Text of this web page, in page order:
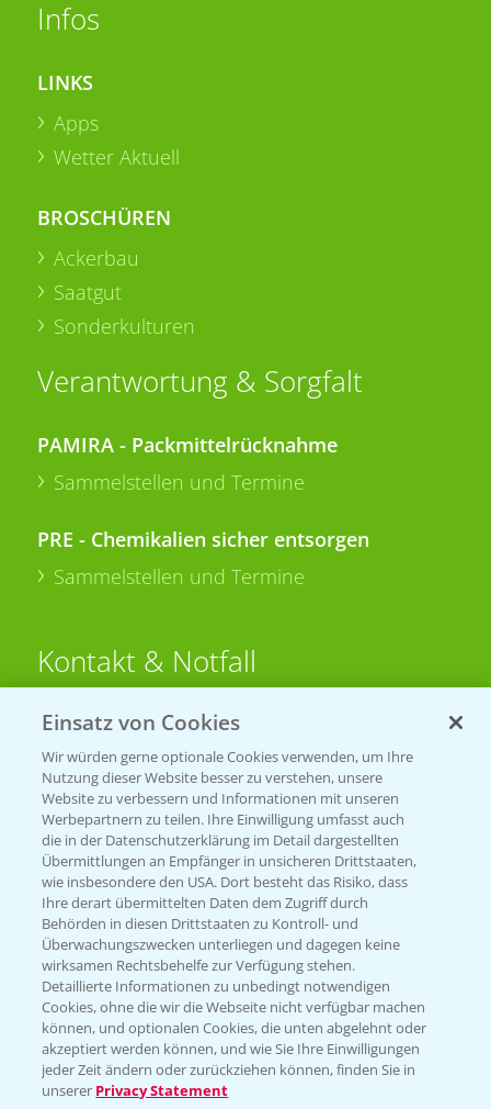
Infos
LINKS
Apps
Wetter Aktuell
BROSCHÜREN
Ackerbau
Saatgut
Sonderkulturen
Verantwortung & Sorgfalt
PAMIRA - Packmittelrücknahme
Sammelstellen und Termine
PRE - Chemikalien sicher entsorgen
Sammelstellen und Termine
Kontakt & Notfall
Beratung auf WhatsApp
T.+49 (0)174 346 564 1
KONTAKT
Hilfe in Notfällen
T.+49 (0)214/30-20220
Folgen Sie uns
Einsatz von Cookies
Wir würden gerne optionale Cookies verwenden, um Ihre
Nutzung dieser Website besser zu verstehen, unsere
Website zu verbessern und Informationen mit unseren
Werbepartnern zu teilen. Ihre Einwilligung umfasst auch
die in der Datenschutzerklärung im Detail dargestellten
Übermittlungen an Empfänger in unsicheren Drittstaaten,
wie insbesondere den USA. Dort besteht das Risiko, dass
Ihre derart übermittelten Daten dem Zugriff durch
Behörden in diesen Drittstaaten zu Kontroll- und
Überwachungszwecken unterliegen und dagegen keine
wirksamen Rechtsbehelfe zur Verfügung stehen.
Detaillierte Informationen zu unbedingt notwendigen
Cookies, ohne die wir die Webseite nicht verfügbar machen
können, und optionalen Cookies, die unten abgelehnt oder
akzeptiert werden können, und wie Sie Ihre Einwilligungen
jeder Zeit ändern oder zurückziehen können, finden Sie in
unserer Privacy Statement